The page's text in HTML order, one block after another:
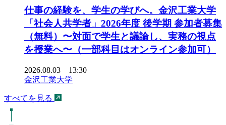
仕事の経験を、学生の学びへ。金沢工業大学
「社会人共学者」2026年度 後学期 参加者募集
（無料）〜対面で学生と議論し、実務の視点
を授業へ〜（一部科目はオンライン参加可）
2026.08.03 13:30
金沢工業大学
すべてを見る